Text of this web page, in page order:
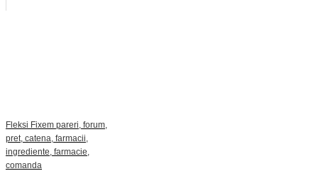
Fleksi Fixem pareri, forum,
pret, catena, farmacii,
ingrediente, farmacie,
comanda